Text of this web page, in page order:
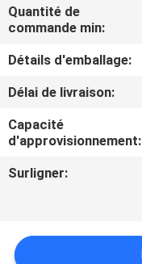
VISITE
L'USINE
CONTRÔLE
QUALITÉ
NOUS
Quantité de
commande min:
Détails d'emballage:
Délai de livraison:
Capacité
d'approvisionnement:
Surligner: